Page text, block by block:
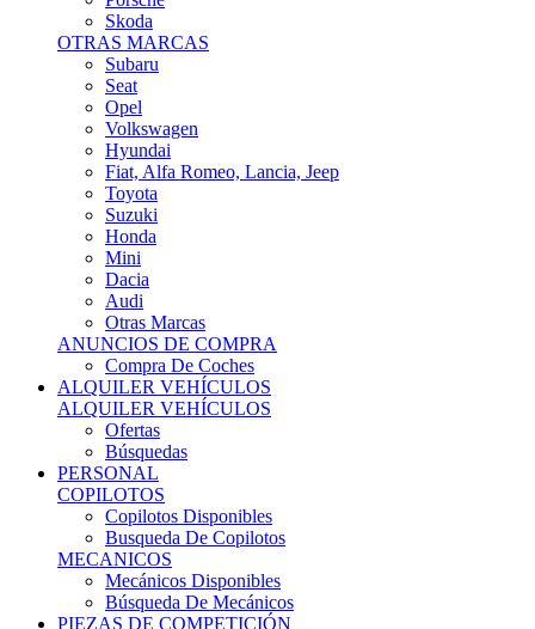
OTRAS MARCAS
Subaru
Seat
Opel
Volkswagen
Hyundai
Fiat, Alfa Romeo, Lancia, Jeep
Toyota
Suzuki
Honda
Mini
Dacia
Audi
Otras Marcas
ANUNCIOS DE COMPRA
Compra De Coches
ALQUILER VEHÍCULOS
ALQUILER VEHÍCULOS
Ofertas
Búsquedas
PERSONAL
COPILOTOS
Copilotos Disponibles
Busqueda De Copilotos
MECANICOS
Mecánicos Disponibles
Búsqueda De Mecánicos
PIEZAS DE COMPETICIÓN
MECÁNICA